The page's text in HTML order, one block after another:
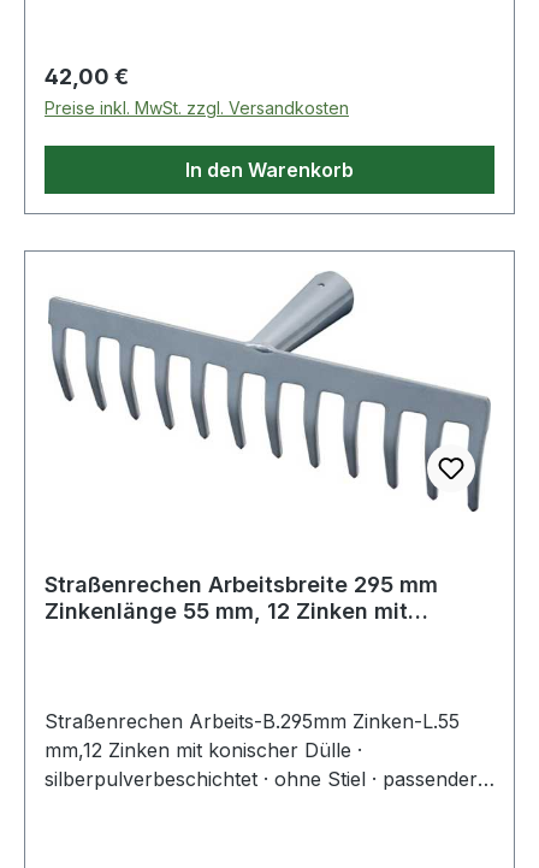
Regulärer Preis:
42,00 €
Preise inkl. MwSt. zzgl. Versandkosten
In den Warenkorb
Straßenrechen Arbeitsbreite 295 mm
Zinkenlänge 55 mm, 12 Zinken mit
Straßenrechen Arbeits-B.295mm Zinken-L.55
mm,12 Zinken mit konischer Dülle ·
silberpulverbeschichtet · ohne Stiel · passender